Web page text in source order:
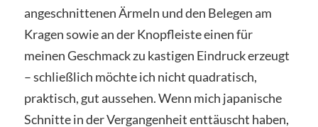
angeschnittenen Ärmeln und den Belegen am
Kragen sowie an der Knopfleiste einen für
meinen Geschmack zu kastigen Eindruck erzeugt
– schließlich möchte ich nicht quadratisch,
praktisch, gut aussehen. Wenn mich japanische
Schnitte in der Vergangenheit enttäuscht haben,